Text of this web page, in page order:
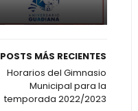
POSTS MÁS RECIENTES
Horarios del Gimnasio
Municipal para la
temporada 2022/2023